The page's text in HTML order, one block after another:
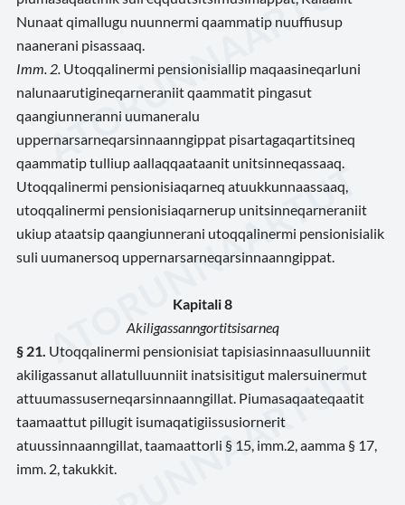
Nunaat qimallugu nuunnermi qaammatip nuuffiusup
naanerani pisassaaq.
Imm. 2. Utoqqalinermi pensionisiallip maqaasineqarluni
nalunaarutigineqarneraniit qaammatit pingasut
qaangiunneranni uumaneralu
uppernarsarneqarsinnaanngippat pisartagaqartitsineq
qaammatip tulliup aallaqqaataanit unitsinneqassaaq.
Utoqqalinermi pensionisiaqarneq atuukkunnaassaaq,
utoqqalinermi pensionisiaqarnerup unitsinneqarneraniit
ukiup ataatsip qaangiunnerani utoqqalinermi pensionisialik
suli uumanersoq uppernarsarneqarsinnaanngippat.
Kapitali 8
Akiligassanngortitsisarneq
§ 21. Utoqqalinermi pensionisiat tapisiasinnaasulluunniit
akiligassanut allatulluunniit inatsisitigut malersuinermut
attuumassuserneqarsinnaanngillat. Piumasaqaateqaatit
taamaattut pillugit isumaqatigiissusiornerit
atuussinnaanngillat, taamaattorli § 15, imm.2, aamma § 17,
imm. 2, takukkit.